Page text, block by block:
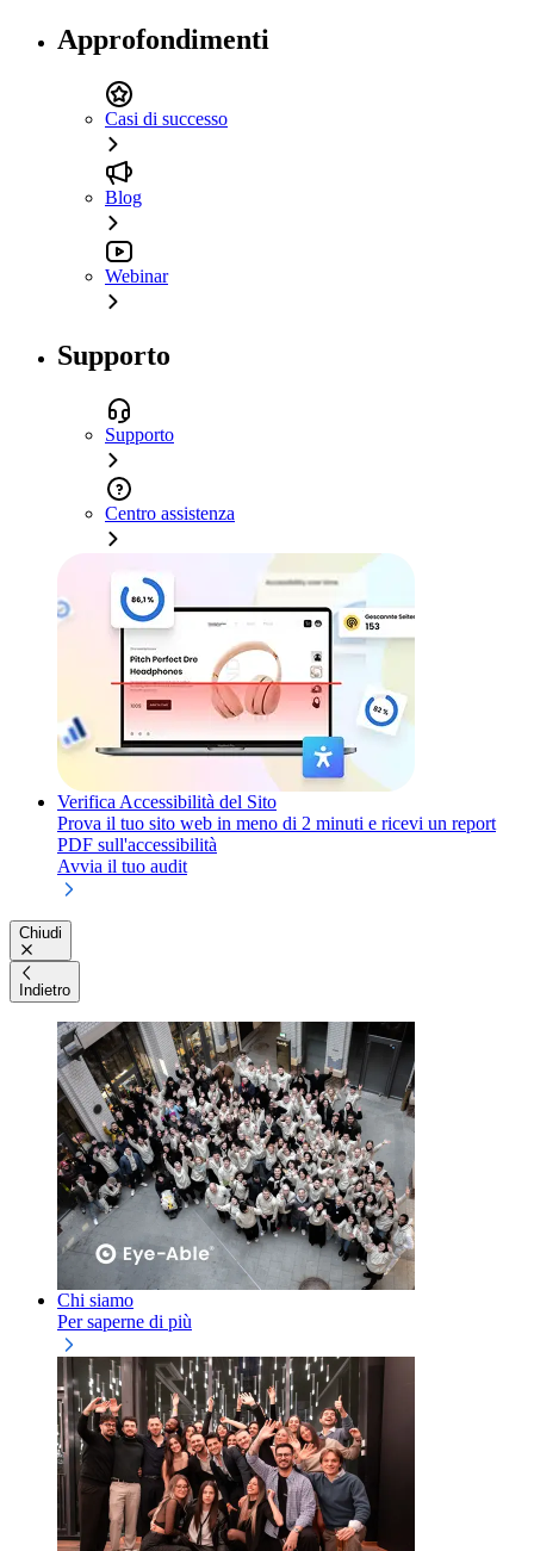
Approfondimenti
Casi di successo
Blog
Webinar
Supporto
Supporto
Centro assistenza
Verifica Accessibilità del Sito
Prova il tuo sito web in meno di 2 minuti e ricevi un report
PDF sull'accessibilità
Avvia il tuo audit
Chiudi
Indietro
Chi siamo
Per saperne di più